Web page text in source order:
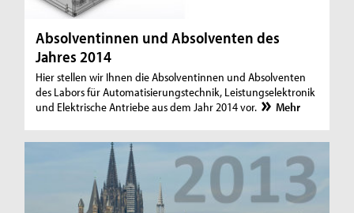
Absolventinnen und Absolventen des
Jahres 2014
Hier stellen wir Ihnen die Absolventinnen und Absolventen
des Labors für Automatisierungstechnik, Leistungselektronik
und Elektrische Antriebe aus dem Jahr 2014 vor.
Mehr